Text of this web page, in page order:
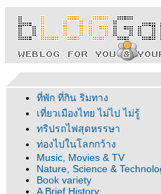
ที่พัก ที่กิน ริมทาง
เที่ยวเมืองไทย ไม่ไป ไม่รู้
ทริปรถไฟสุดหรรษา
ท่องไปในโลกกว้าง
Music, Movies & TV
Nature, Science &
Book variety
A Brief History